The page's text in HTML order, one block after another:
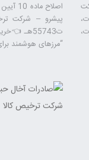
ت55743هـ
“مرزهای هوشمند